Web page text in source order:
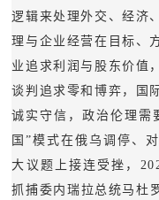
国
法
规
国
逻辑来处理外交、经济
理与企业经营在目标
业追求利润与股东价值
谈判追求零和博弈，国
诚实守信，政治伦理需
国”模式在俄乌调停、
大议题上接连受挫，
抓捕委内瑞拉总统马杜